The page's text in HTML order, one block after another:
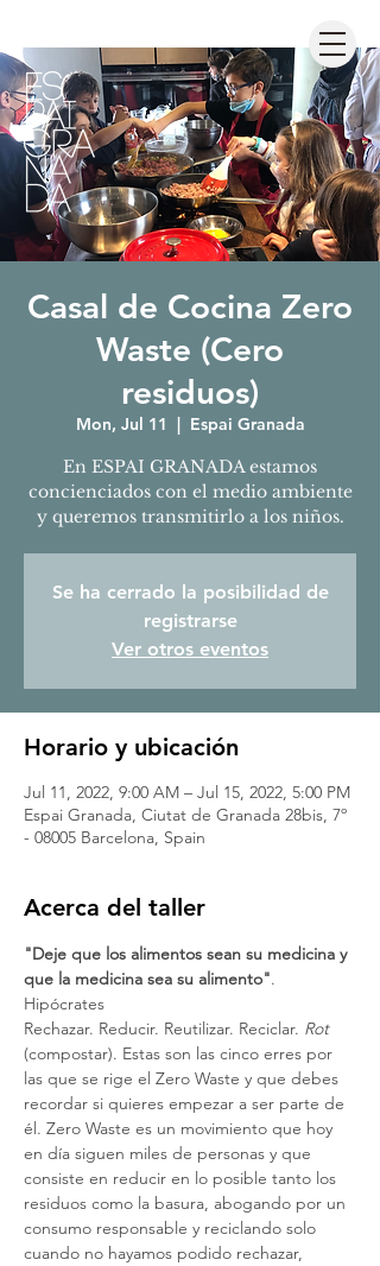
Casal de Cocina Zero
Waste (Cero
residuos)
Mon, Jul 11
  |
Espai Granada
En ESPAI GRANADA estamos
concienciados con el medio ambiente
y queremos transmitirlo a los niños.
Se ha cerrado la posibilidad de
registrarse
Ver otros eventos
Horario y ubicación
Jul 11, 2022, 9:00 AM – Jul 15, 2022, 5:00 PM
Espai Granada, Ciutat de Granada 28bis, 7º
- 08005 Barcelona, Spain
Acerca del taller
"Deje que los alimentos sean su medicina y
que la medicina sea su alimento".
Hipócrates
Rechazar. Reducir. Reutilizar. Reciclar. Rot
(compostar). Estas son las cinco erres por
las que se rige el Zero Waste y que debes
recordar si quieres empezar a ser parte de
él. Zero Waste es un movimiento que hoy
en día siguen miles de personas y que
consiste en reducir en lo posible tanto los
residuos como la basura, abogando por un
consumo responsable y reciclando solo
cuando no hayamos podido rechazar,